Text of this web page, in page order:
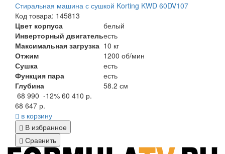
Стиральная машина с сушкой Korting KWD 60DV107
Код товара: 145813
Цвет корпуса
белый
Инверторный двигательесть
Максимальная загрузка 10 кг
Отжим
1200 об/мин
Сушка
есть
Функция пара
есть
Глубина
58.2 см
68 990 -12% 60 410 р.
68 647 р.
в корзину
В избранное
Сравнить